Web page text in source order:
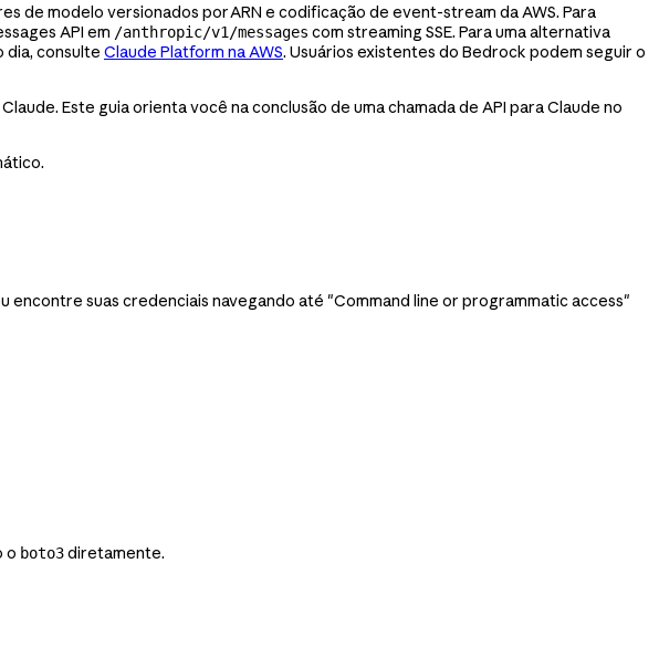
de modelo versionados por ARN e codificação de event-stream da AWS. Para
API em /anthropic/v1/messages com streaming SSE. Para uma alternativa
dia, consulte Claude Platform na AWS. Usuários existentes do Bedrock podem seguir o
Este guia orienta você na conclusão de uma chamada de API para Claude no
encontre suas credenciais navegando até "Command line or programmatic access"
o boto3diretamente.